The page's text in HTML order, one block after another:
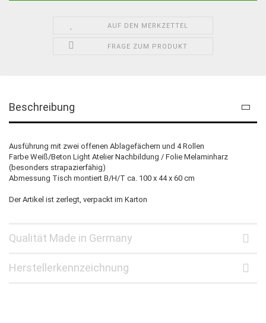
AUF DEN MERKZETTEL
FRAGE ZUM PRODUKT
Beschreibung
Ausführung mit zwei offenen Ablagefächern und 4 Rollen
Farbe Weiß/Beton Light Atelier Nachbildung / Folie Melaminharz
(besonders strapazierfähig)
Abmessung Tisch montiert B/H/T ca. 100 x 44 x 60 cm
Der Artikel ist zerlegt, verpackt im Karton
Qualität Made in Germany
Herstellerkennzeichnung